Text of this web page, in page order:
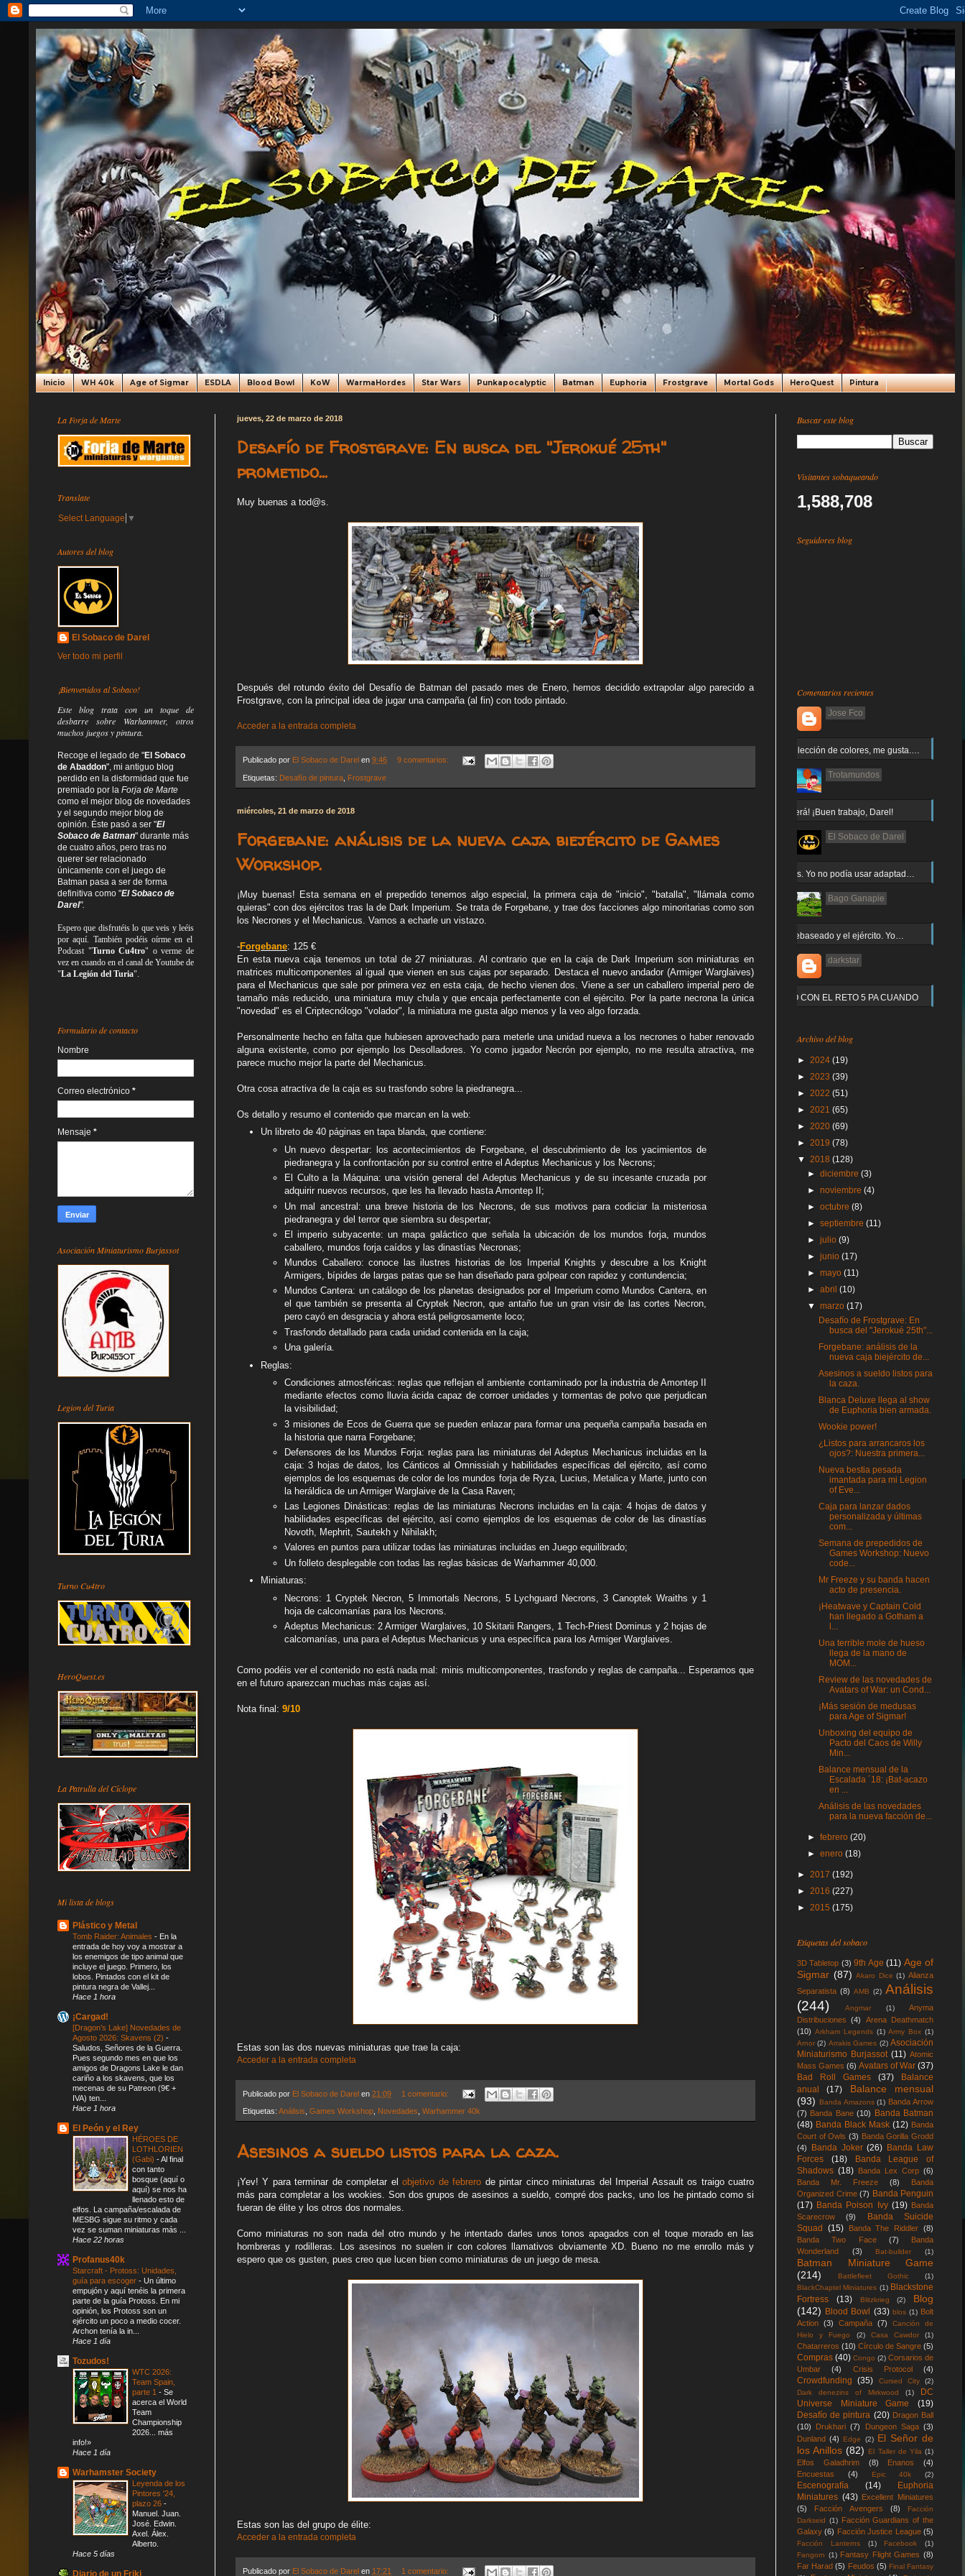
Inicio WH 40k Age of Sigmar ESDLA Blood Bowl KoW WarmaHordes Star Wars Punkapocalyptic Batman Euphoria Frostgrave Mortal Gods HeroQuest Pintura
jueves, 22 de marzo de 2018
Desafío de Frostgrave: En busca del "Jerokué 25th"
prometido...
Muy buenas a tod@s.
Después del rotundo éxito del Desafío de Batman del pasado mes de Enero, hemos decidido extrapolar algo parecido a
Frostgrave, con la principal idea de jugar una campaña (al fin) con todo pintado.
Acceder a la entrada completa
Publicado por El Sobaco de Darel en 9:46 9 comentarios:
Etiquetas: Desafío de pintura Frostgrave
miércoles, 21 de marzo de 2018
Forgebane: análisis de la nueva caja biejército de Games
Workshop.
¡Muy buenas! Esta semana en el prepedido tenemos algo especial, la primera caja de "inicio", "batalla", "llámala como
quieras" con dos ejércitos tras la de Dark Imperium. Se trata de Forgebane, y trae dos facciones algo minoritarias como son
los Necrones y el Mechanicus. Vamos a echarle un vistazo.
-Forgebane: 125 €
En esta nueva caja tenemos un total de 27 miniaturas. Al contrario que en la caja de Dark Imperium son miniaturas en
matrices multicomponentes al igual que vienen en sus cajas por separado. Destaca el nuevo andador (Armiger Warglaives)
para el Mechanicus que sale por primera vez en esta caja, de hecho vienen dos. Viene a ser un caballero imperial pero de
tamaño más reducido, una miniatura muy chula y que encaja perfectamente con el ejército. Por la parte necrona la única
"novedad" es el Criptecnólogo "volador", la miniatura me gusta algo menos y la veo algo forzada.
Personalmente hecho en falta que hubiesen aprovechado para meterle una unidad nueva a los necrones o haber renovado
alguna existente, como por ejemplo los Desolladores. Yo como jugador Necrón por ejemplo, no me resulta atractiva, me
parece mucho mejor la parte del Mechanicus.
Otra cosa atractiva de la caja es su trasfondo sobre la piedranegra...
Os detallo y resumo el contenido que marcan en la web:
Un libreto de 40 páginas en tapa blanda, que contiene:
Un nuevo despertar: los acontecimientos de Forgebane, el descubrimiento de los yacimientos de
piedranegra y la confrontación por su control entre el Adeptus Mechanicus y los Necrons;
El Culto a la Máquina: una visión general del Adeptus Mechanicus y de su incesante cruzada por
adquirir nuevos recursos, que les ha llevado hasta Amontep II;
Un mal ancestral: una breve historia de los Necrons, de sus motivos para codiciar la misteriosa
piedranegra y del terror que siembra su despertar;
El imperio subyacente: un mapa galáctico que señala la ubicación de los mundos forja, mundos
caballero, mundos forja caídos y las dinastías Necronas;
Mundos Caballero: conoce las ilustres historias de los Imperial Knights y descubre a los Knight
Armigers, bípides de largas patas que se han diseñado para golpear con rapidez y contundencia;
Mundos Cantera: un catálogo de los planetas designados por el Imperium como Mundos Cantera, en
el que también se presenta al Cryptek Necron, que antaño fue un gran visir de las cortes Necron,
pero cayó en desgracia y ahora está peligrosamente loco;
Trasfondo detallado para cada unidad contenida en la caja;
Una galería.
Reglas:
Condiciones atmosféricas: reglas que reflejan el ambiente contaminado por la industria de Amontep II
mediante efectos como lluvia ácida capaz de corroer unidades y tormentas de polvo que perjudican
la visibilidad;
3 misiones de Ecos de Guerra que se pueden enlazar para formar una pequeña campaña basada en
la historia que narra Forgebane;
Defensores de los Mundos Forja: reglas para las miniaturas del Adeptus Mechanicus incluidas en la
caja: 3 hojas de datos, los Cánticos al Omnissiah y habilidades específicas del ejército, así como
ejemplos de los esquemas de color de los mundos forja de Ryza, Lucius, Metalica y Marte, junto con
la heráldica de un Armiger Warglaive de la Casa Raven;
Las Legiones Dinásticas: reglas de las miniaturas Necrons incluidas en la caja: 4 hojas de datos y
habilidades específicas del ejército, así como ejemplos de los esquemas de color de las dinastías
Novoth, Mephrit, Sautekh y Nihilakh;
Valores en puntos para utilizar todas las miniaturas incluidas en Juego equilibrado;
Un folleto desplegable con todas las reglas básicas de Warhammer 40,000.
Miniaturas:
Necrons: 1 Cryptek Necron, 5 Immortals Necrons, 5 Lychguard Necrons, 3 Canoptek Wraiths y 1
hoja de calcomanías para los Necrons.
Adeptus Mechanicus: 2 Armiger Warglaives, 10 Skitarii Rangers, 1 Tech-Priest Dominus y 2 hojas de
calcomanías, una para el Adeptus Mechanicus y una específica para los Armiger Warglaives.
Como podéis ver el contenido no está nada mal: minis multicomponentes, trasfondo y reglas de campaña... Esperamos que
en el futuro aparezcan muchas más cajas así.
Nota final: 9/10
Estas son las dos nuevas miniaturas que trae la caja:
Acceder a la entrada completa
Publicado por El Sobaco de Darel en 21:09 1 comentario:
Etiquetas: Análisis Games Workshop Novedades Warhammer 40k
Asesinos a sueldo listos para la caza.
¡Yev! Y para terminar de completar elobjetivo de febrero de pintar cinco miniaturas del Imperial Assault os traigo cuatro
más para completar a los wookies. Son dos grupos de asesinos a sueldo, compré dos packs, uno los he pintado como si
fueran de élite y los otros dos normales.
Como miniaturas no son nada del otro mundo y he intentado darles unos tonos apagados con el toque morado en las
hombreras y rodilleras. Los asesinos no suelen ir con colores llamativos obviamente XD. Bueno no me enrollo más y
espero que os gusten, pues creo que lucen bien como miniaturas de un juego de mesa.
Estas son las del grupo de élite:
Acceder a la entrada completa
Publicado por El Sobaco de Darel en 17:21 1 comentario:
La Forja de Marte
Translate
Select Language ▼
Autores del blog
El Sobaco de Darel
Ver todo mi perfil
¡Bienvenidos al Sobaco!
Este blog trata con un toque de
desbarre sobre Warhammer, otros
muchos juegos y pintura.
Recoge el legado de "El Sobaco
de Abaddon", mi antiguo blog
perdido en la disformidad que fue
premiado por la Forja de Marte
como el mejor blog de novedades
y el segundo mejor blog de
opinión. Éste pasó a ser "El
Sobaco de Batman" durante más
de cuatro años, pero tras no
querer ser relacionado
únicamente con el juego de
Batman pasa a ser de forma
definitiva como "El Sobaco de
Darel".
Espero que disfrutéis lo queveis yleéis
por aquí. También podéis oírme en el
Podcast "Turno Cu4tro" o verme de
vez en cuando en el canal de Youtube de
"La Legión del Turia".
Formulario de contacto
Nombre
Correo electrónico *
Mensaje *
Asociación Miniaturismo Burjassot
Legion del Turia
Turno Cu4tro
HeroQuest.es
La Patrulla del Cíclope
Mi lista de blogs
Plástico y Metal
Tomb Raider: Animales - En la
entrada de hoy voy a mostrar a
los enemigos de tipo animal que
incluye el juego. Primero, los
lobos. Pintados con el kit de
pintura negra de Vallej...
Hace 1 hora
¡Cargad!
[Dragon’s Lake] Novedades de
Agosto 2026: Skavens (2) -
Saludos, Señores de la Guerra.
Pues segundo mes en que los
amigos de Dragons Lake le dan
cariño a los skavens, que los
mecenas de su Patreon (9€ +
IVA) ten...
Hace 1 hora
El Peón y el Rey
HÉROES DE
LOTHLORIEN
(Gabi) -Al final
con tanto
bosque (aquí o
aquí) se nos ha
llenado esto de
elfos. La campaña/escalada de
MESBG sigue su ritmo y cada
vez se suman miniaturas más ...
Hace 22 horas
Profanus40k
Starcraft - Protoss: Unidades,
guía para escoger - Un último
empujón y aquí tenéis la primera
parte de la guía Protoss. En mi
opinión, los Protoss son un
ejército un poco a medio cocer.
Archon tenía la in...
Hace 1 día
Tozudos!
WTC 2026:
Team Spain,
parte 1 - Se
acerca el World
Team
Championship
2026... más
info!»
Hace 1 día
Warhamster Society
Leyenda de los
Pintores '24,
plazo 26 -
Manuel. Juan.
José. Edwin.
Axel. Álex.
Alberto.
Hace 5 días
Diario de un Friki
Buscar este blog
Visitantes sobaqueando
1,588,708
Seguidores blog
Comentarios recientes
Jose Fco
Muy buena elección de colores, me gusta.…
Trotamundos
¡Arnor no caerá! ¡Buen trabajo, Darel!
El Sobaco de Darel
Jajaja gracias. Yo no podía usar adaptad…
Bago Ganapie
Increíble el rebaseado y el ejército. Yo…
darkstar
Y QUE PASO CON EL RETO 5 PA CUANDO
Archivo del blog
► 2024 (19)
► 2023 (39)
► 2022 (51)
► 2021 (65)
► 2020 (69)
► 2019 (78)
▼ 2018 (128)
►diciembre(3)
►noviembre(4)
►octubre(8)
►septiembre(11)
►julio(9)
►junio(17)
►mayo(11)
►abril(10)
▼marzo(17)
Desafío de Frostgrave: En
busca del "Jerokué 25th"...
Forgebane: análisis de la
nueva caja biejército de...
Asesinos a sueldo listos para
la caza.
Blanca Deluxe llega al show
de Euphoria bien armada.
Wookie power!
¿Listos para arrancaros los
ojos?: Nuestra primera...
Nueva bestia pesada
imantada para mi Legion
of Eve...
Caja para lanzar dados
personalizada y últimas
com...
Semana de prepedidos de
Games Workshop: Nuevo
code...
Mr Freeze y su banda hacen
acto de presencia.
¡Heatwave y Captain Cold
han llegado a Gotham a
l...
Una terrible mole de hueso
llega de la mano de
MOM...
Review de las novedades de
Avatars of War: un Cond...
¡Más sesión de medusas
para Age of Sigmar!
Unboxing del equipo de
Pacto del Caos de Willy
Min...
Balance mensual de la
Escalada ´18: ¡Bat-acazo
en ...
Análisis de las novedades
para la nueva facción de...
►febrero(20)
►enero(18)
► 2017 (192)
► 2016 (227)
► 2015 (175)
Etiquetas del sobaco
3D Tabletop (3) 9th Age (11) Age of
Sigmar (87) Akaro Dice (1) Alianza
Separatista (8) AMB (2) Análisis
(244)
Angmar (1)
Anyma
Distribuciones
(4)
Arena Deathmatch
(10) Arkham Legends (1) Army Box (1)
Arnor (2) Arrakis Games (2) Asociación
Miniaturismo Burjassot (11) Atomic
Mass Games (6) Avatars of War (37)
Bad Roll Games
(37)
Balance
anual
(17)
Balance mensual
(93)
Banda Amazons (1) Banda Arrow
(7) Banda Bane (10)
Banda Batman
(48) Banda Black Mask (12) Banda
Court of Owls (3) Banda Gorilla Grodd
(4)
Banda Joker (26) Banda Law
Forces
(18)
Banda League of
Shadows (18) Banda Lex Corp (6)
Banda Mr. Freeze
(8)
Banda
Organized Crime (7) Banda Penguin
(17) Banda Poison Ivy (19) Banda
Scarecrow
(9)
Banda Suicide
Squad
(15) Banda The Riddler (8)
Banda Two Face
(7)
Banda
Wonderland
(3) Bat-builder (1)
Batman Miniature Game
(214)
Battlefleet Gothic
(1)
BlackChaptel Miniatures (1) Blackstone
Fortress
(13) Blitzkrieg (2)
Blog
(142) Blood Bowl (33) blos (1) Bolt
Action (3) Campaña (7)
Canción de
Hielo y Fuego
(2) Casa Cawdor (1)
Chatarreros (10) Círculo de Sangre (5)
Compras (40) Congo (2) Corsarios de
Umbar
(4) Crisis Protocol (4)
Crowdfunding (35) Cursed City
(2)
Dark denezins of Mirkwood
(1)
DC
Universe Miniature Game
(19)
Desafío de pintura (20) Dragon Ball
(10)
Drukhari (7) Dungeon Saga (3)
Dunland (4) Edge (2) El Señor de
los Anillos (82) El Taller de Yila (1)
Elfos Galadhrim (8) Enanos
(4)
Encuestas
(4) Epic 40k (2)
Escenografía (14)
Euphoria
Miniatures (43) Excellent Miniatures
(5)
Facción Avengers (8)
Facción
Darkseid (1) Facción Guardians of the
Galaxy (6) Facción Justice League (5)
Facción Lanterns (1) Facebook
(1)
Fangorn (1) Fantasy Flight Games (8)
Far Harad (5) Feudos (5) Final Fantasy